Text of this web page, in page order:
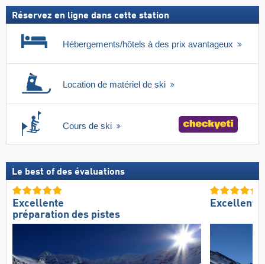
Réservez en ligne dans cette station
Hébergements/hôtels à des prix avantageux
Location de matériel de ski
Cours de ski
Le best of des évaluations
Excellente
préparation des pistes
Excellent